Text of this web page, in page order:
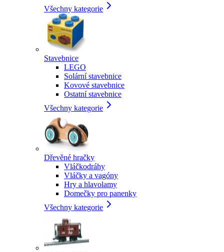
Všechny kategorie
Stavebnice
LEGO
Solární stavebnice
Kovové stavebnice
Ostatní stavebnice
Všechny kategorie
Dřevěné hračky
Vláčkodráhy
Vláčky a vagóny
Hry a hlavolamy
Domečky pro panenky
Všechny kategorie